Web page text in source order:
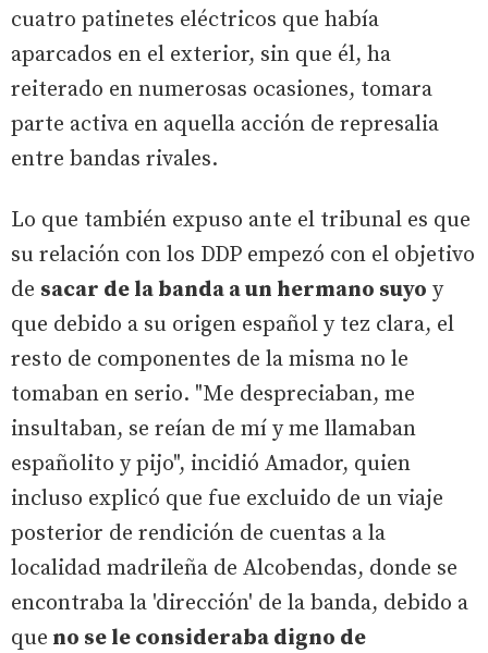
cuatro patinetes eléctricos que había
aparcados en el exterior, sin que él, ha
reiterado en numerosas ocasiones, tomara
parte activa en aquella acción de represalia
entre bandas rivales.
Lo que también expuso ante el tribunal es que
su relación con los DDP empezó con el objetivo
de sacar de la banda a un hermano suyo y
que debido a su origen español y tez clara, el
resto de componentes de la misma no le
tomaban en serio. "Me despreciaban, me
insultaban, se reían de mí y me llamaban
españolito y pijo", incidió Amador, quien
incluso explicó que fue excluido de un viaje
posterior de rendición de cuentas a la
localidad madrileña de Alcobendas, donde se
encontraba la 'dirección' de la banda, debido a
que no se le consideraba digno de